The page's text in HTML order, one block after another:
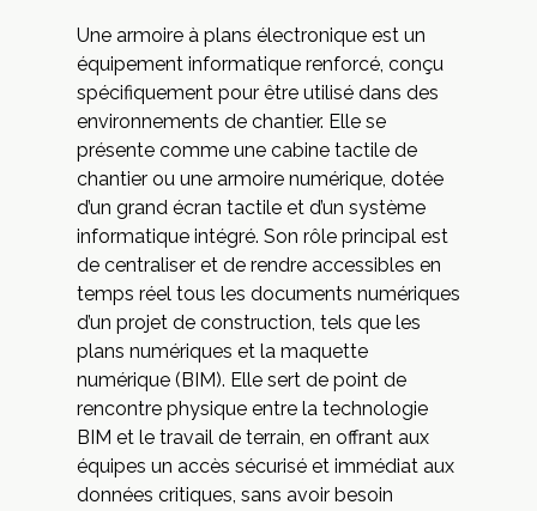
Une armoire à plans électronique est un
équipement informatique renforcé, conçu
spécifiquement pour être utilisé dans des
environnements de chantier. Elle se
présente comme une cabine tactile de
chantier ou une armoire numérique, dotée
d’un grand écran tactile et d’un système
informatique intégré. Son rôle principal est
de centraliser et de rendre accessibles en
temps réel tous les documents numériques
d’un projet de construction, tels que les
plans numériques et la maquette
numérique (BIM). Elle sert de point de
rencontre physique entre la technologie
BIM et le travail de terrain, en offrant aux
équipes un accès sécurisé et immédiat aux
données critiques, sans avoir besoin